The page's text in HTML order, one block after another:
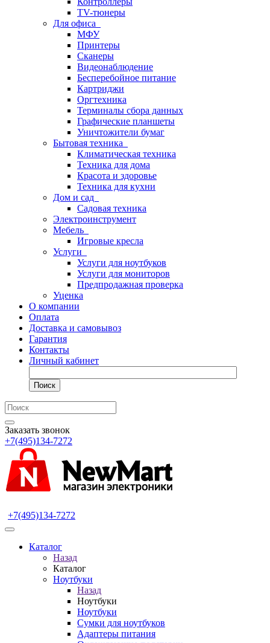
TV-тюнеры
Для офиса
МФУ
Принтеры
Сканеры
Видеонаблюдение
Бесперебойное питание
Картриджи
Оргтехника
Терминалы сбора данных
Графические планшеты
Уничтожители бумаг
Бытовая техника
Климатическая техника
Техника для дома
Красота и здоровье
Техника для кухни
Дом и сад
Садовая техника
Электроинструмент
Мебель
Игровые кресла
Услуги
Услуги для ноутбуков
Услуги для мониторов
Предпродажная проверка
Уценка
О компании
Оплата
Доставка и самовывоз
Гарантия
Контакты
Личный кабинет
Поиск
Заказать звонок
+7(495)134-7272
+7(495)134-7272
Каталог
Назад
Каталог
Ноутбуки
Назад
Ноутбуки
Ноутбуки
Сумки для ноутбуков
Адаптеры питания